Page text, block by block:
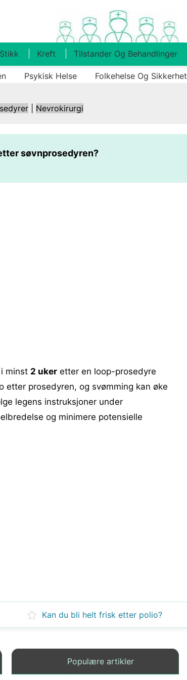
Kreft Tilstander Og Behandlinger
Psykisk Helse Folkehelse Og Sikkerhet
Nevrokirurgi
søvnprosedyren?
minst 2 uker etter en loop-prosedyre
etter prosedyren, og svømming kan øke
legens instruksjoner under
og minimere potensielle
Kan du bli helt frisk etter polio?
Populære artikler